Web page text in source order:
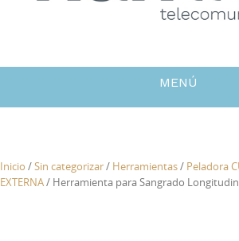
MENÚ
Inicio /Sin categorizar/ Herramientas/ Peladora
EXTERNA/ Herramienta para Sangrado